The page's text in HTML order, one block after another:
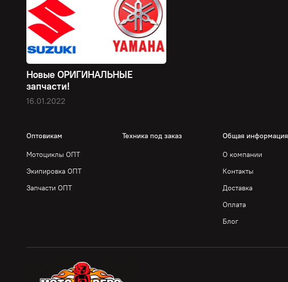
Новые ОРИГИНАЛЬНЫЕ
запчасти!
16.01.2022
Оптовикам
Мотоциклы ОПТ
Экипировка ОПТ
Запчасти ОПТ
Техника под заказ Общая информация
О компании
Контакты
Доставка
Оплата
Блог